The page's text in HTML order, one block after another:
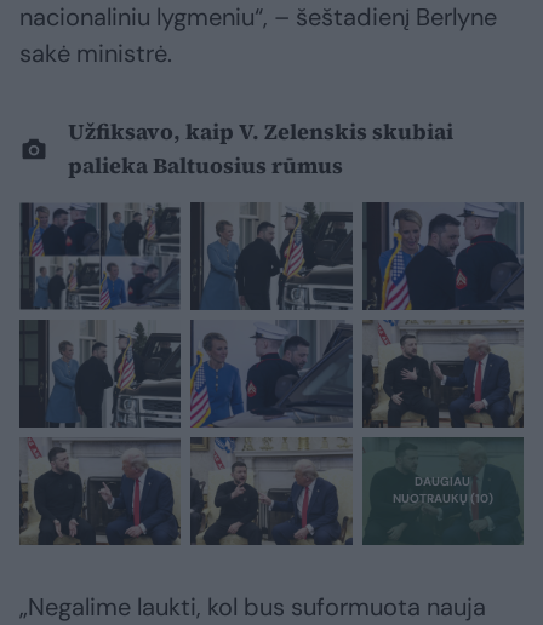
nacionaliniu lygmeniu“, – šeštadienį Berlyne
sakė ministrė.
Užfiksavo, kaip V. Zelenskis skubiai
palieka Baltuosius rūmus
„Negalime laukti, kol bus suformuota nauja